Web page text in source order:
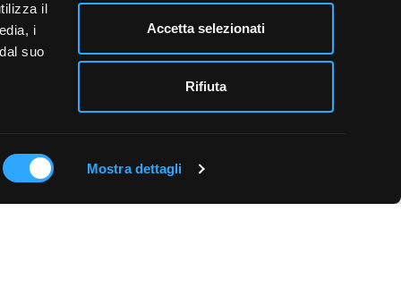
il
i
suo
Mostra dettagli
Accetta selezionati
Rifiuta
Area